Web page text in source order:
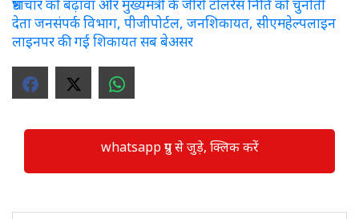
भ्रष्टाचार को बढ़ावा और मुख्यमंत्री के जीरो टोलरेंस निति को चुनौती
देता जनसंपर्क विभाग, पीजीपोर्टल, जनशिकायत, सीएमहेल्पलाइन
लाइनपर की गई शिकायत सब बेअसर
whatsapp ग्रुप से जुड़े, क्लिक करें